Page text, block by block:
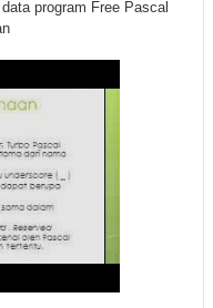
Free Pascal